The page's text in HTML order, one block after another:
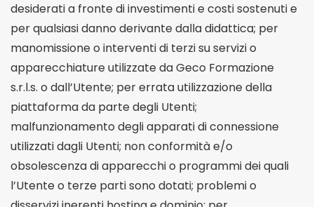
desiderati a fronte di investimenti e costi sostenuti e
per qualsiasi danno derivante dalla didattica; per
manomissione o interventi di terzi su servizi o
apparecchiature utilizzate da Geco Formazione
s.r.l.s. o dall’Utente; per errata utilizzazione della
piattaforma da parte degli Utenti;
malfunzionamento degli apparati di connessione
utilizzati dagli Utenti; non conformità e/o
obsolescenza di apparecchi o programmi dei quali
l’Utente o terze parti sono dotati; problemi o